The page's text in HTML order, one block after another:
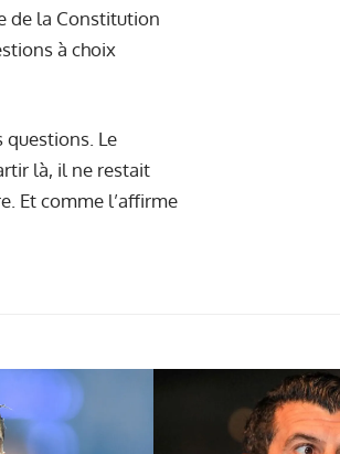
de la Constitution
à choix
Le
là, il ne restait
Et comme l’affirme